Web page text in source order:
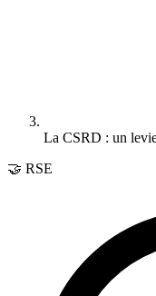
La CSRD : un
🤝 RSE